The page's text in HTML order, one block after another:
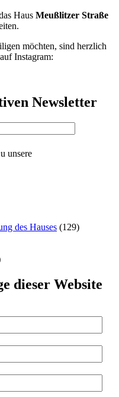
Haus Meußlitzer Straße
möchten, sind herzlich
Instagram:
Newsletter
unsere
des Hauses (129)
dieser Website